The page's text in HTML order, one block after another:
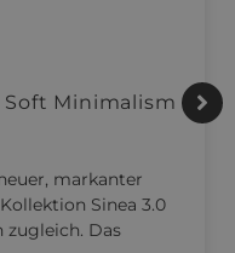
Soft Minimalism
markanter
Sinea 3.0
Das